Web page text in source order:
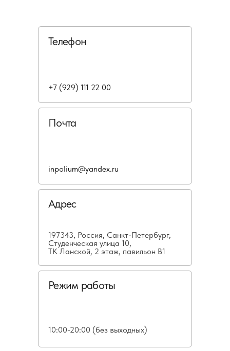
Телефон
Почта
Адрес
197343, Россия, Санкт-Петербург,
Студенческая улица 10,
ТК Ланской, 2 этаж, павильон В1
Режим работы
10:00-20:00 (без выходных)
+7 (929) 111 22 00
inpolium@yandex.ru